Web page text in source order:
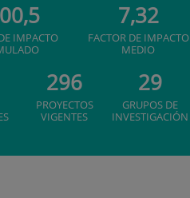
IMPACTO
7,32
FACTOR DE IMPACTO
MEDIO
296
PROYECTOS
VIGENTES
29
GRUPOS DE
INVESTIGACIÓN